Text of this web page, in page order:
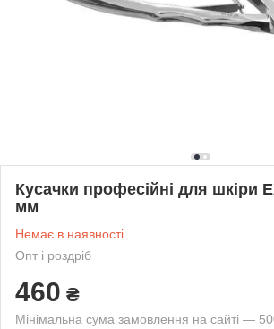
Кусачки професійні для шкіри
мм
Немає в наявності
Опт і роздріб
460 ₴
Мінімальна сума замовлення на сайті —